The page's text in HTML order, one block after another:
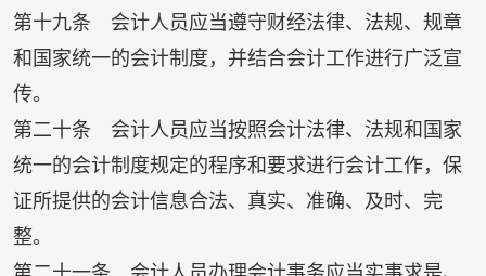
第十九条 会计人员应当遵守财经法律、法规、规章
和国家统一的会计制度，并结合会计工作进行广泛宣
传。
第二十条 会计人员应当按照会计法律、法规和国家
统一的会计制度规定的程序和要求进行会计工作，保
证所提供的会计信息合法、真实、准确、及时、完
整。